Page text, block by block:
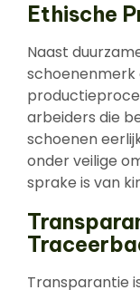
Ethische
Naast
schoenenmerk
arbeiders die
schoenen
onder veilige
sprake is van
Transparantie